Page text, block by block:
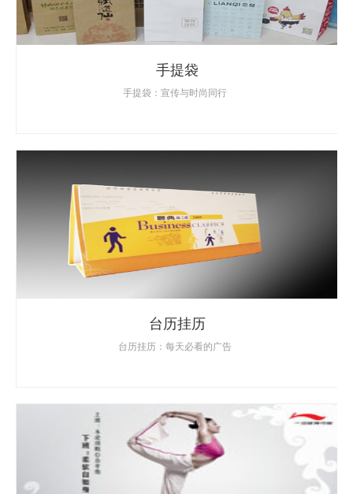
手提袋
手提袋：宣传与时尚同行
台历挂历
台历挂历：每天必看的广告